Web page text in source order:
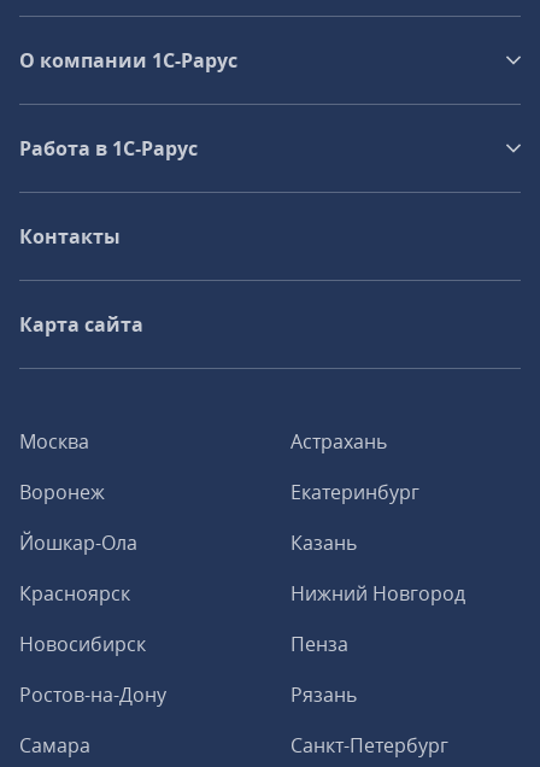
Москва
Астрахань
Воронеж
Екатеринбург
Йошкар-Ола
Казань
Красноярск
Нижний Новгород
Новосибирск
Пенза
Ростов-на-Дону
Рязань
Самара
Санкт-Петербург
О компании 1C-Рарус
Работа в 1С‑Рарус
Контакты
Карта сайта